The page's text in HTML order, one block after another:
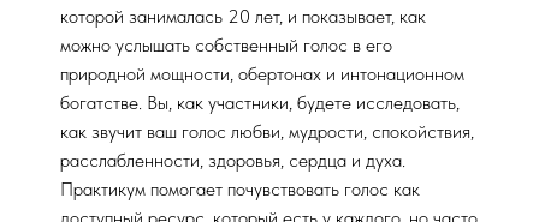
которой занималась 20 лет, и показывает, как
можно услышать собственный голос в его
природной мощности, обертонах и интонационном
богатстве. Вы, как участники, будете исследовать,
как звучит ваш голос любви, мудрости, спокойствия,
расслабленности, здоровья, сердца и духа.
Практикум помогает почувствовать голос как